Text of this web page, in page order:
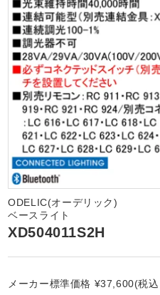
ODELIC(オーデリック)
ベースライト
XD504011S2H
メーカー標準価格 ¥37,600(税